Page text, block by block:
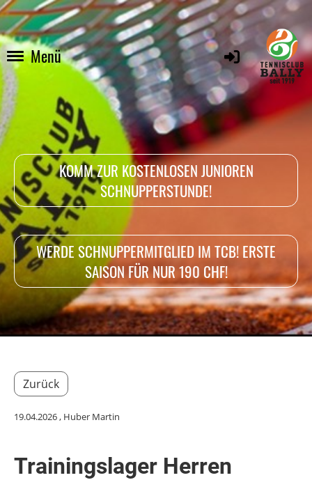
Menü
KOMM ZUR KOSTENLOSEN JUNIOREN
SCHNUPPERSTUNDE!
WERDE SCHNUPPERMITGLIED IM TCB! ERSTE
SAISON FÜR NUR 190 CHF!
Zurück
19.04.2026, Huber Martin
Trainingslager Herren